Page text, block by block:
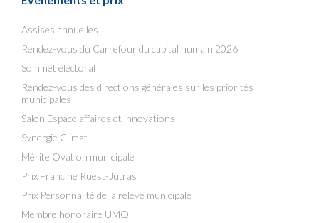
Assises annuelles
Rendez-vous du Carrefour du capital humain 2026
Sommet électoral
Rendez-vous des directions générales sur les priorités
municipales
Salon Espace affaires et innovations
Synergie Climat
Mérite Ovation municipale
Prix Francine Ruest-Jutras
Prix Personnalité de la relève municipale
Membre honoraire UMQ